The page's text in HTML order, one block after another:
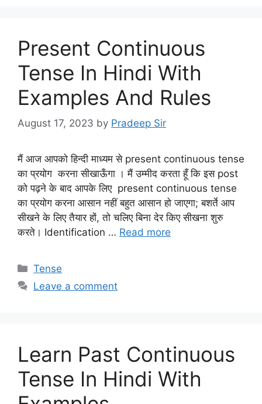
Present Continuous
Tense In Hindi With
Examples And Rules
August 17, 2023 by Pradeep Sir
मैं आज आपको हिन्दी माध्यम से present continuous tense
का प्रयोग करना सीखाऊँगा । मैं उम्मीद करता हूँ कि इस post
को पढ़ने के बाद आपके लिए present continuous tense
का प्रयोग करना आसान नहीं बहुत आसान हो जाएगा; बशर्ते आप
सीखने के लिए तैयार हों, तो चलिए बिना देर किए सीखना शुरु
करते। Identification … Read more
Categories
Tense
Leave a comment
Learn Past Continuous
Tense In Hindi With